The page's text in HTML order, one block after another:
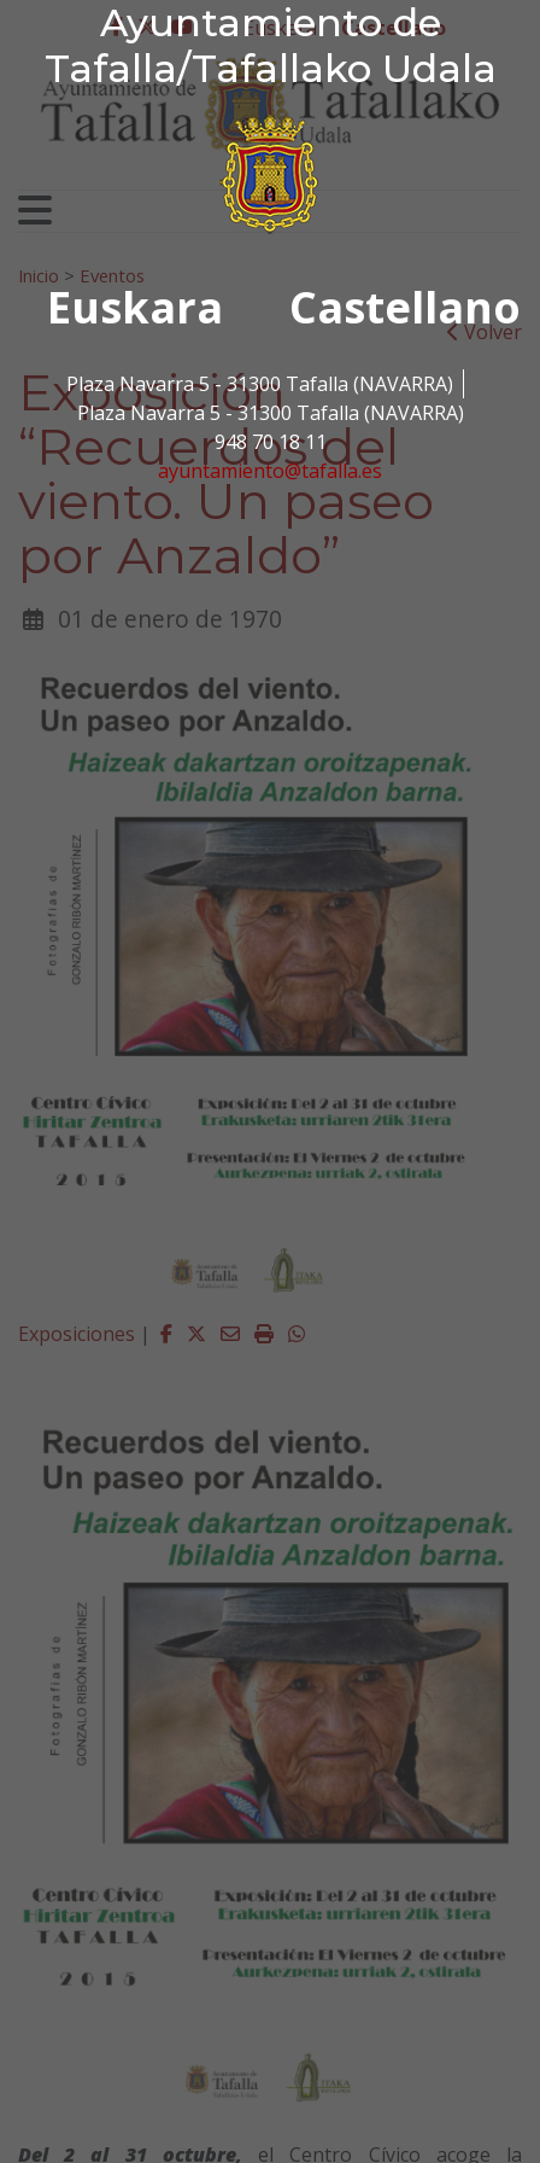
Ayuntamiento de
Tafalla/Tafallako Udala
Euskara Castellano
Plaza Navarra 5 - 31300 Tafalla (NAVARRA)
Plaza Navarra 5 - 31300 Tafalla (NAVARRA)
948 70 18 11
ayuntamiento@tafalla.es
Ir al contenido
Ayuntamiento de
facebook
twitter
youtube
Euskera Castellano
Search for:
Inicio > Eventos
Volver
Exposición
“Recuerdos del
viento. Un paseo
por Anzaldo”
01 de enero de 1970
Exposiciones | Facebook
Twitter
EmailImprimirWhatsapp
Del 2 al 31 octubre, el Centro Cívico acoge la